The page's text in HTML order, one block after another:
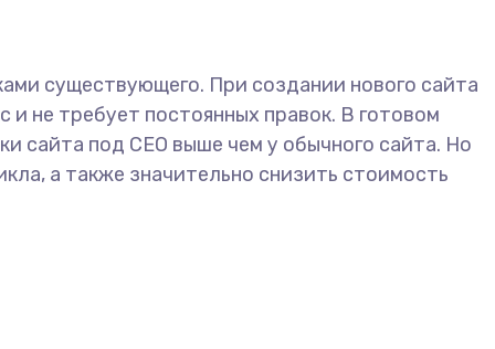
существующего. При создании нового сайта
не требует постоянных правок. В готовом
сайта под СЕО выше чем у обычного сайта. Но
а также значительно снизить стоимость